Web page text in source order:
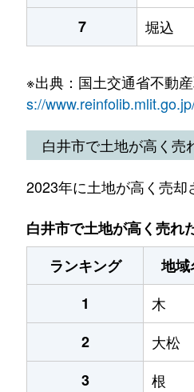
7
堀込
※出典：国土交通省不動
s://
白井市で土地が高く売
2023年に土地が高く売却
白井市で土地が高く売れ
ランキング
地域
1
木
2
大松
3
根